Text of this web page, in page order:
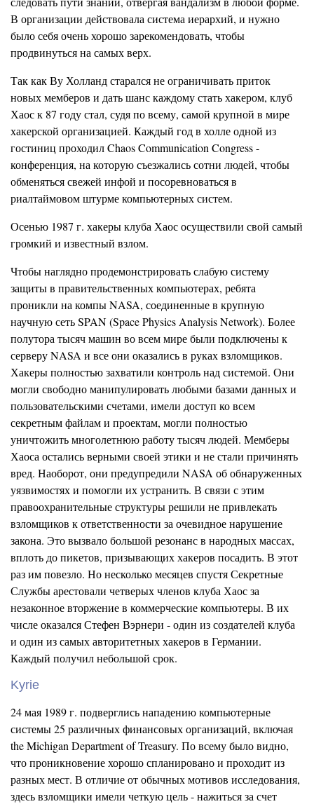
В организации действовала система иерархий, и нужно
было себя очень хорошо зарекомендовать, чтобы
продвинуться на самых верх.
Так как Ву Холланд старался не ограничивать приток
новых мемберов и дать шанс каждому стать хакером, клуб
Хаос к 87 году стал, судя по всему, самой крупной в мире
хакерской организацией. Каждый год в холле одной из
гостиниц проходил Chaos Communication Congress -
конференция, на которую съезжались сотни людей, чтобы
обменяться свежей инфой и посоревноваться в
риалтаймовом штурме компьютерных систем.
Осенью 1987 г. хакеры клуба Хаос осуществили свой самый
громкий и известный взлом.
Чтобы наглядно продемонстрировать слабую систему
защиты в правительственных компьютерах, ребята
проникли на компы NASA, соединенные в крупную
научную сеть SPAN (Space Physics Analysis Network). Более
полутора тысяч машин во всем мире были подключены к
серверу NASA и все они оказались в руках взломщиков.
Хакеры полностью захватили контроль над системой. Они
могли свободно манипулировать любыми базами данных и
пользовательскими счетами, имели доступ ко всем
секретным файлам и проектам, могли полностью
уничтожить многолетнюю работу тысяч людей. Мемберы
Хаоса остались верными своей этики и не стали причинять
вред. Наоборот, они предупредили NASA об обнаруженных
уязвимостях и помогли их устранить. В связи с этим
правоохранительные структуры решили не привлекать
взломщиков к ответственности за очевидное нарушение
закона. Это вызвало большой резонанс в народных массах,
вплоть до пикетов, призывающих хакеров посадить. В этот
раз им повезло. Но несколько месяцев спустя Секретные
Службы арестовали четверых членов клуба Хаос за
незаконное вторжение в коммерческие компьютеры. В их
числе оказался Стефен Вэрнери - один из создателей клуба
и один из самых авторитетных хакеров в Германии.
Каждый получил небольшой срок.
Kyrie
24 мая 1989 г. подверглись нападению компьютерные
системы 25 различных финансовых организаций, включая
the Michigan Department of Treasury. По всему было видно,
что проникновение хорошо спланировано и проходит из
разных мест. В отличие от обычных мотивов исследования,
здесь взломщики имели четкую цель - нажиться за счет